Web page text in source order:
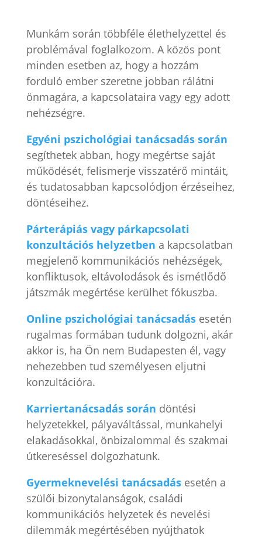
Munkám során többféle élethelyzettel és
problémával foglalkozom. A közös pont
minden esetben az, hogy a hozzám
forduló ember szeretne jobban rálátni
önmagára, a kapcsolataira vagy egy adott
nehézségre.
Egyéni pszichológiai tanácsadás során
segíthetek abban, hogy megértse saját
működését, felismerje visszatérő mintáit,
és tudatosabban kapcsolódjon érzéseihez,
döntéseihez.
Párterápiás vagy párkapcsolati
konzultációs helyzetben a kapcsolatban
megjelenő kommunikációs nehézségek,
konfliktusok, eltávolodások és ismétlődő
játszmák megértése kerülhet fókuszba.
Online pszichológiai tanácsadásesetén
rugalmas formában tudunk dolgozni, akár
akkor is, ha Ön nem Budapesten él, vagy
nehezebben tud személyesen eljutni
konzultációra.
Karriertanácsadás során döntési
helyzetekkel, pályaváltással, munkahelyi
elakadásokkal, önbizalommal és szakmai
útkereséssel dolgozhatunk.
Gyermeknevelési tanácsadásesetén a
szülői bizonytalanságok, családi
kommunikációs helyzetek és nevelési
dilemmák megértésében nyújthatok